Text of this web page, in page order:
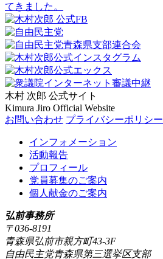
てきました。
木村 次郎 公式サイト
Kimura Jiro Official Website
お問い合わせ プライバシーポリシー
インフォメーション
活動報告
プロフィール
党員募集のご案内
個人献金のご案内
弘前事務所
〒036-8191
青森県弘前市親方町43-3F
自由民主党青森県第三選挙区支部